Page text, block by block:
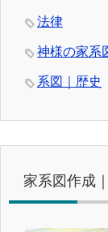
法律
神様の家系
系図｜歴史
家系図作成